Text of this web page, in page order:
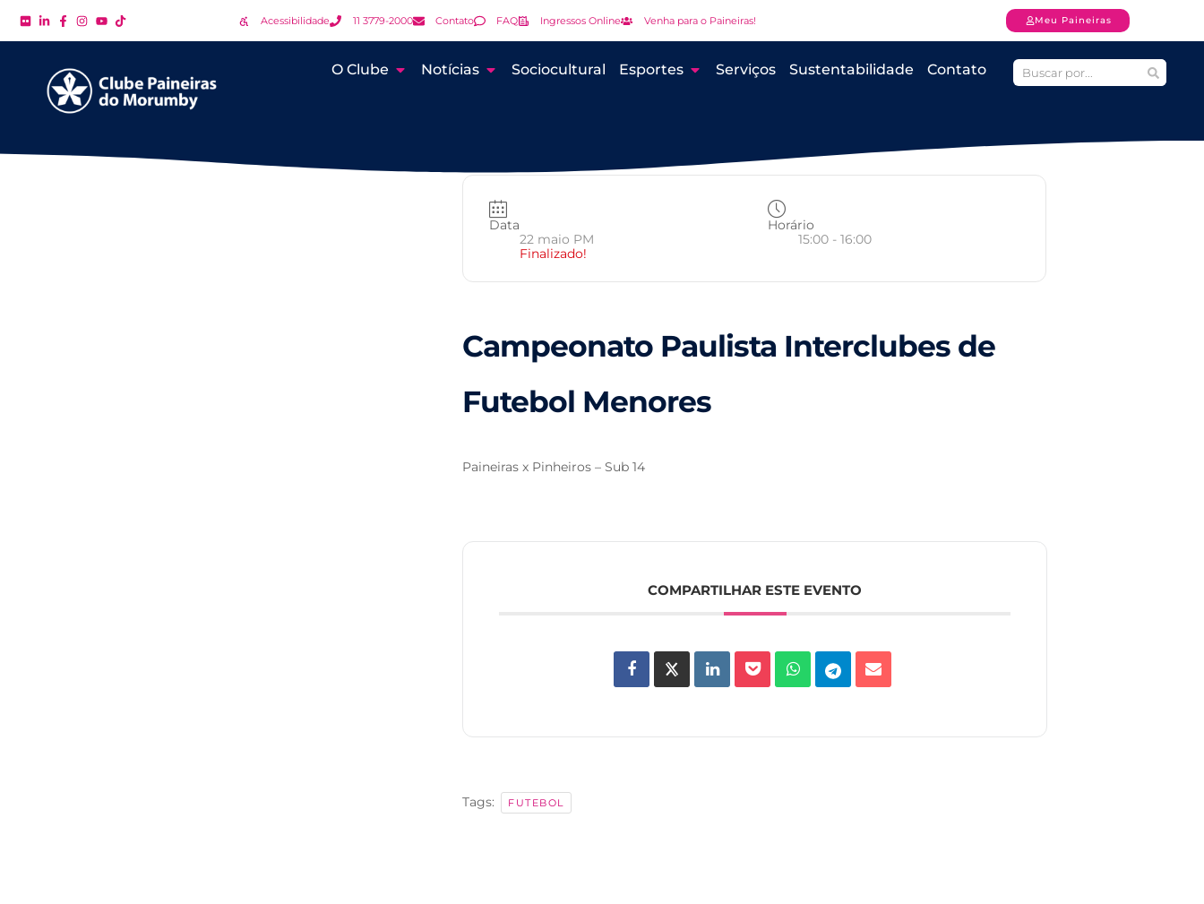
Acessibilidade 11 3779-2000 Contato FAQ Ingressos Online Venha para o Paineiras! Meu Paineiras
O Clube Notícias Sociocultural Esportes Serviços Sustentabilidade Contato
Data
22 maio PM
Finalizado!
Horário
15:00 - 16:00
Campeonato Paulista Interclubes de
Futebol Menores
Paineiras x Pinheiros – Sub 14
COMPARTILHAR ESTE EVENTO
Tags: FUTEBOL